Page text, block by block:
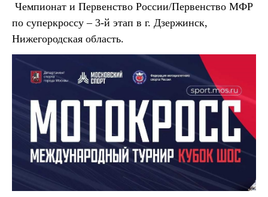
Чемпионат и Первенство России/Первенство МФР
по суперкроссу – 3-й этап в г. Дзержинск,
Нижегородская область.